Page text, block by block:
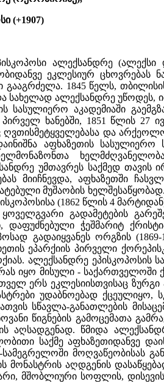
(+1907)
ალექსანდრე
ეკლესიურ
1845 წელს,
სახელად ალექსანდრე უწოდეს,
სასულიერო აკადემიაში
ხანებში, 1851 წლის 27
და
აფხაზეთის სასულიერო
უმთავრეს საქმედ თავის
მიიჩნევდა, აფხაზეთში
მუშაობის
(1862 წლის 4
ყოველგვარი გადამეტების
დაფუძნებული ჭეშმარიტ
გადაიყვანეს ორგზის
ეპარქიის პირველი
ალექსანდრე ეპისკოპოსის
იყო მისული - საქართველოში
ერს ეკლესიისთვისაც
უდაბნოებად
სწავლა-განათლების
წიგნების გამოცემათა
აღსადგენად. წმიდა
საქმე აფხაზეთიდანვე
მოღვაწეობისას
აღდგენის
მშობლიური სოფლის, დისევის